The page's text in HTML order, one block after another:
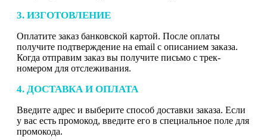
3. ИЗГОТОВЛЕНИЕ
Оплатите заказ банковской картой. После оплаты
получите подтверждение на email с описанием заказа.
Когда отправим заказ вы получите письмо с трек-
номером для отслеживания.
4. ДОСТАВКА И ОПЛАТА
Введите адрес и выберите способ доставки заказа. Если
у вас есть промокод, введите его в специальное поле для
промокода.